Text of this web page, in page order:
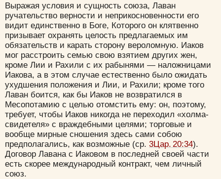
Выражая условия и сущность союза, Лаван
ручательство верности и неприкосновенности его
видит единственно в Боге, Которого он клятвенно
призывает охранять целость предлагаемых им
обязательств и карать сторону вероломную. Иаков
мог расстроить семью свою взятием других жен,
кроме Лии и Рахили с их рабынями — наложницами
Иакова, а в этом случае естественно было ожидать
ухудшения положения и Лии, и Рахили; кроме того
Лаван боится, как бы Иаков не возвратился в
Месопотамию с целью отомстить ему: он, поэтому,
требует, чтобы Иаков никогда не переходил «холма-
свидетеля» с враждебными целями; торговые и
вообще мирные сношения здесь сами собою
предполагались, как возможные (ср. 3Цар. 20:34).
Договор Лавана с Иаковом в последней своей части
есть скорее международный контракт, чем личный
союз.
Хорошо
Да
Нет
Вход
Регистрация
Цвет: